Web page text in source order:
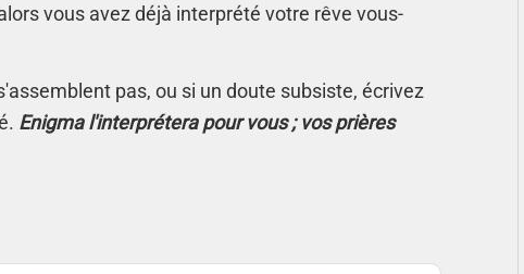
vous avez déjà interprété votre rêve vous-
pas, ou si un doute subsiste, écrivez
Enigma l'interprétera pour vous ; vos prières